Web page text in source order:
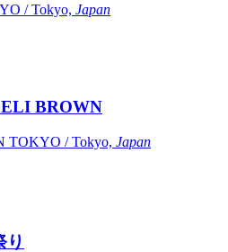
/ Tokyo, Japan
BROWN
TOKYO / Tokyo, Japan
り